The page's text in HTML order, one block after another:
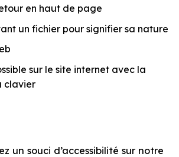
en haut de page
un fichier pour signifier sa nature
sur le site internet avec la
clavier
un souci d’accessibilité sur notre